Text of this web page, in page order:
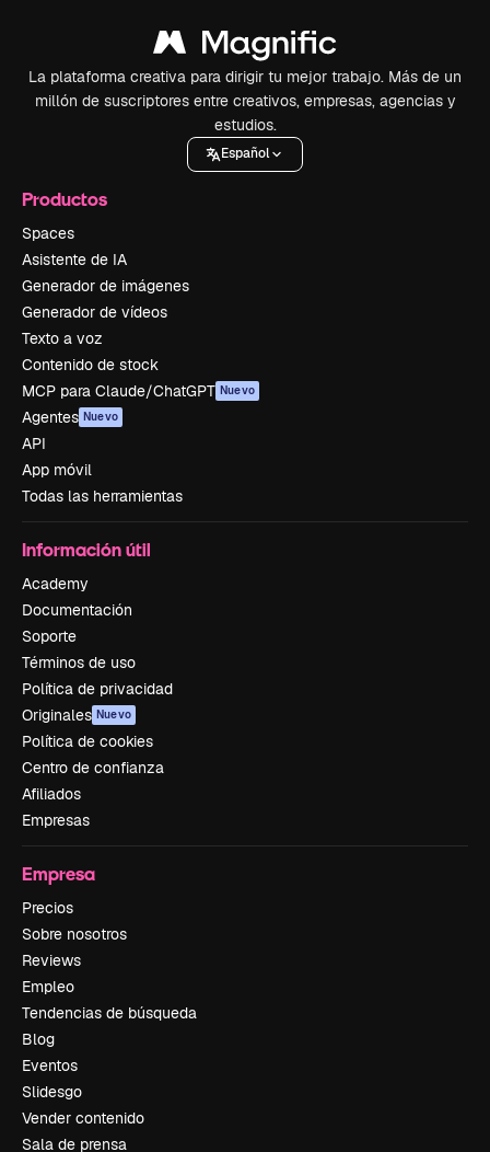
La plataforma creativa para dirigir tu mejor trabajo. Más de un
millón de suscriptores entre creativos, empresas, agencias y
estudios.
Español
Productos
Spaces
Asistente de IA
Generador de imágenes
Generador de vídeos
Texto a voz
Contenido de stock
MCP para Claude/ChatGPT Nuevo
Agentes Nuevo
API
App móvil
Todas las herramientas
Información útil
Academy
Documentación
Soporte
Términos de uso
Política de privacidad
Originales Nuevo
Política de cookies
Centro de confianza
Afiliados
Empresas
Empresa
Precios
Sobre nosotros
Reviews
Empleo
Tendencias de búsqueda
Blog
Eventos
Slidesgo
Vender contenido
Sala de prensa